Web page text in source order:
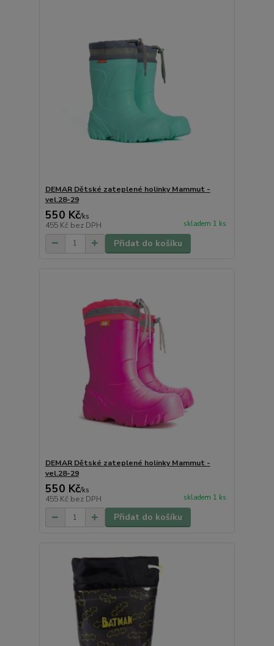
DEMAR Dětské zateplené holinky Mammut -
vel.28-29
550 Kč/ks
455 Kč bez DPH skladem 1 ks
Přidat do košíku
DEMAR Dětské zateplené holinky Mammut -
vel.28-29
550 Kč/ks
455 Kč bez DPH skladem 1 ks
Přidat do košíku